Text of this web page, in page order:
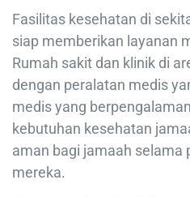
Fasilitas kesehatan di
siap memberikan layanan
Rumah sakit dan klinik di
dengan peralatan medis
medis yang
kebutuhan kesehatan
aman bagi jamaah selama
mereka.